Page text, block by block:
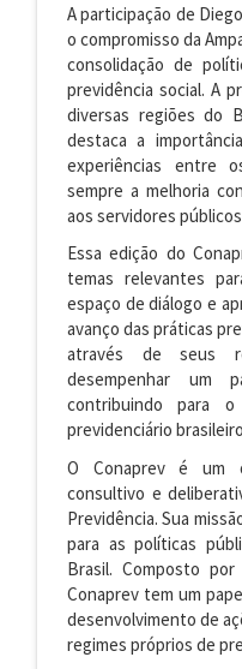
A participação de
o compromisso da
consolidação de
previdência social. A
diversas regiões do
destaca a
experiências entre
sempre a melhoria
aos servidores
Essa edição do
temas relevantes
espaço de diálogo e
avanço das práticas
através de seus
desempenhar um
contribuindo para
previdenciário
O Conaprev é um
consultivo e
Previdência. Sua
para as políticas
Brasil. Composto
Conaprev tem um
desenvolvimento de
regimes próprios de